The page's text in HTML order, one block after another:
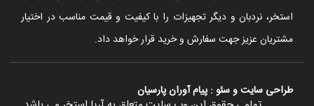
استخر، نردبان و دیگر تجهیزات را با کیفیت و قیمت مناسب در اختیار
مشتریان عزیز جهت سفارش و خرید قرار خواهد داد.
طراحی سایتوسئو : پیام آوران پارسیان